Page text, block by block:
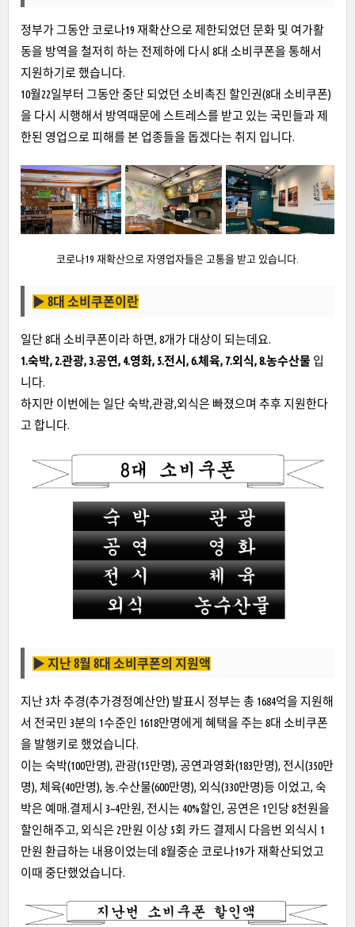
정부가 그동안 코로나19 재확산으로 제한되었던 문화 및 여가활
동을 방역을 철저히 하는 전제하에 다시 8대 소비쿠폰을 통해서
지원하기로 했습니다.
10월22일부터 그동안 중단 되었던 소비촉진 할인권(8대 소비쿠폰)
을 다시 시행해서 방역때문에 스트레스를 받고 있는 국민들과 제
한된 영업으로 피해를 본 업종들을 돕겠다는 취지 입니다.
코로나19 재확산으로 자영업자들은 고통을 받고 있습니다.
▶ 8대 소비쿠폰이란
일단 8대 소비쿠폰이라 하면, 8개가 대상이 되는데요.
1.숙박, 2.관광, 3.공연, 4.영화, 5.전시, 6.체육, 7.외식, 8.농수산물 입
니다.
하지만 이번에는 일단 숙박,관광,외식은 빠졌으며 추후 지원한다
고 합니다.
▶ 지난 8월 8대 소비쿠폰의 지원액
지난 3차 추경(추가경정예산안) 발표시 정부는 총 1684억을 지원해
서 전국민 3분의 1수준인 1618만명에게 혜택을 주는 8대 소비쿠폰
을 발행키로 했었습니다.
이는 숙박(100만명), 관광(15만명), 공연과영화(183만명), 전시(350만
명), 체육(40만명), 농.수산물(600만명), 외식(330만명)등 이었고, 숙
박은 예매.결제시 3~4만원, 전시는 40%할인, 공연은 1인당 8천원을
할인해주고, 외식은 2만원 이상 5회 카드 결제시 다음번 외식시 1
만원 환급하는 내용이었는데 8월중순 코로나19가 재확산되었고
이때 중단했었습니다.